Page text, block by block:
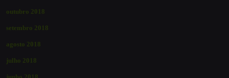
outubro 2018
setembro 2018
agosto 2018
julho 2018